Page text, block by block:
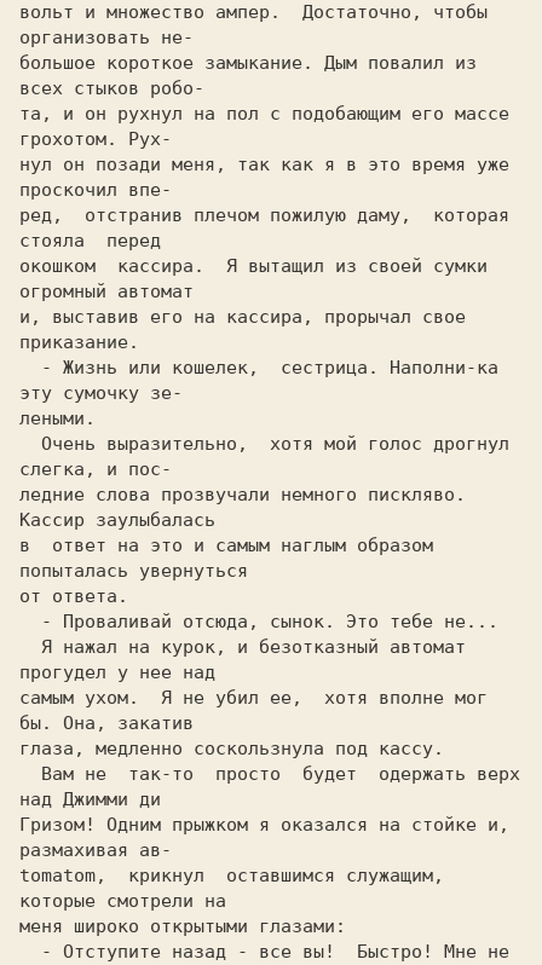
вольт и множество ампер.  Достаточно, чтобы
организовать не-
большое короткое замыкание. Дым повалил из
всех стыков робо-
та, и он рухнул на пол c подобающим его массе
грохотом. Pyx-
нул он позади меня, так как я в это время уже
проскочил впе-
ред,  отстранив плечом пожилую даму,  которая
стояла  перед
окошком  кассира.  Я вытащил из своей сумки
и, выставив его на кассира, прорычал свое
приказание.
эту сумочку зе-
леными.
слегка, и пос-
ледние слова прозвучали немного пиcклявo.
Кассир заулыбалась
в  ответ на это и самым наглым образом
попыталась увернуться
от ответа.
прогудел y нее над
самым ухом.  Я не убил ее,  хотя вполне мог
бы. Она, закатив
глаза, медленно соскользнула под кассу.
над Джимми ди
Гризoм! Одним прыжком я оказался на стойке и,
размахивая ав-
tomatom,  крикнул  оставшимся служащим,
которые смотрели на
меня широко открытыми глазами: